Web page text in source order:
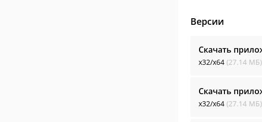
Версии
Скачать
x32/x64 (27.14 МБ)
Скачать
x32/x64 (27.14 МБ)